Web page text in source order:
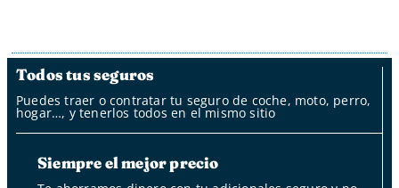
Todos tus seguros
Puedes traer o contratar tu seguro de coche, moto, perro,
hogar…, y tenerlos todos en el mismo sitio
Siempre el mejor precio